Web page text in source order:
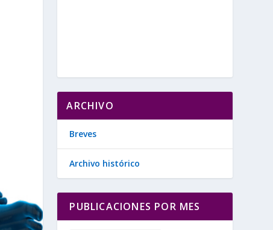
ARCHIVO
Breves
Archivo histórico
PUBLICACIONES POR MES